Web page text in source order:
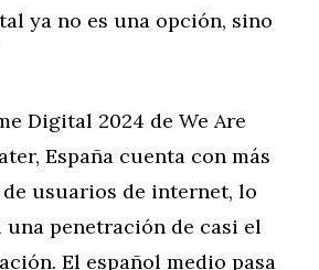
ya no es una opción, sino
Digital 2024 de We Are
España cuenta con más
usuarios de internet, lo
una penetración de casi el
El español medio pasa